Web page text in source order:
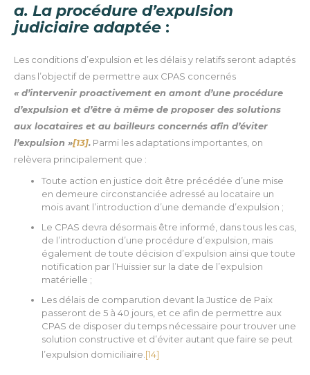
a. La procédure d’expulsion
judiciaire adaptée :
Les conditions d’expulsion et les délais y relatifs seront adaptés
dans l’objectif de permettre aux CPAS concernés
« d’intervenir proactivement en amont d’une procédure
d’expulsion et d’être à même de proposer des solutions
aux locataires et au bailleurs concernés afin d’éviter
l’expulsion »[13]. Parmi les adaptations importantes, on
relèvera principalement que :
Toute action en justice doit être précédée d’une mise
en demeure circonstanciée adressé au locataire un
mois avant l’introduction d’une demande d’expulsion ;
Le CPAS devra désormais être informé, dans tous les cas,
de l’introduction d’une procédure d’expulsion, mais
également de toute décision d’expulsion ainsi que toute
notification par l’Huissier sur la date de l’expulsion
matérielle ;
Les délais de comparution devant la Justice de Paix
passeront de 5 à 40 jours, et ce afin de permettre aux
CPAS de disposer du temps nécessaire pour trouver une
solution constructive et d’éviter autant que faire se peut
l’expulsion domiciliaire. [14]